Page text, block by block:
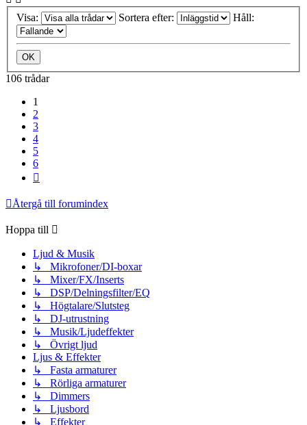
Visa: Sortera efter: Håll:
106 trådar
1
2
3
4
5
6
Återgå till forumindex
Hoppa till
Ljud & Musik
↳ Mikrofoner/DI-boxar
↳ Mixer/FX/Inserts
↳ DSP/Delningsfilter/EQ
↳ Högtalare/Slutsteg
↳ DJ-utrustning
↳ Musik/Ljudeffekter
↳ Övrigt ljud
Ljus & Effekter
↳ Fasta armaturer
↳ Rörliga armaturer
↳ Dimmers
↳ Ljusbord
↳ Effekter